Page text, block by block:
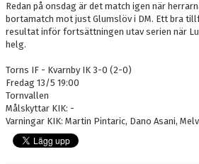
Redan på onsdag är det match igen när
bortamatch mot just Glumslöv i DM. Ett bra
resultat inför fortsättningen utav serien när
helg.
Torns IF - Kvarnby IK 3-0 (2-0)
Fredag 13/5 19:00
Tornvallen
Målskyttar KIK: -
Varningar KIK: Martin Pintaric, Dano Asani,